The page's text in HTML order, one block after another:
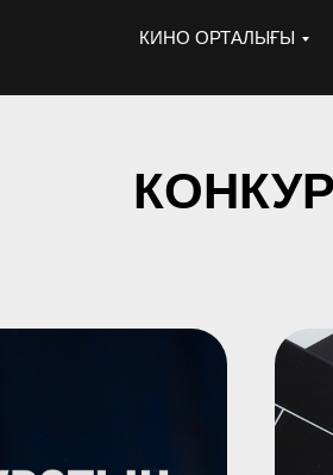
КИНО ОРТАЛЫҒЫ